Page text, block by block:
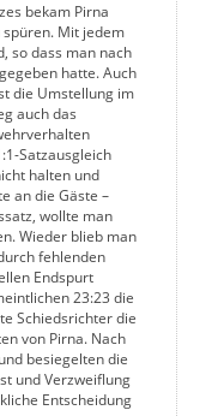
bekam Pirna
spüren. Mit jedem
so dass man nach
hatte. Auch
die Umstellung im
auch das
Satzausgleich
halten und
an die Gäste –
wollte man
Wieder blieb man
fehlenden
Endspurt
23:23 die
Schiedsrichter die
von Pirna. Nach
besiegelten die
und Verzweiflung
Entscheidung